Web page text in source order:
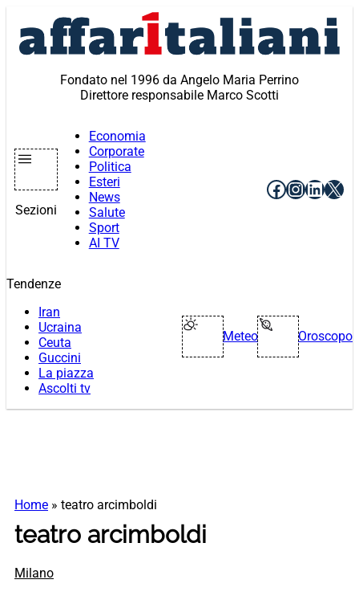
contenuto
Fondato nel 1996 da Angelo Maria Perrino
Direttore responsabile Marco Scotti
Sezioni
Economia
Corporate
Politica
Esteri
News
Salute
Sport
AI TV
Facebook
X
Tendenze
Iran
Ucraina
Ceuta
Guccini
La piazza
Ascolti tv
Meteo Oroscopo
Home » teatro arcimboldi
teatro arcimboldi
Milano